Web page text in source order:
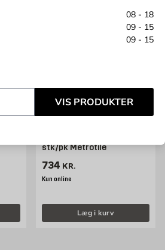
08 - 18
09 - 15
09 - 15
VIS PRODUKTER
stk/pk Metrotile
Pris 734 kr. /stk
734 KR.
Kun online
Læg i kurv